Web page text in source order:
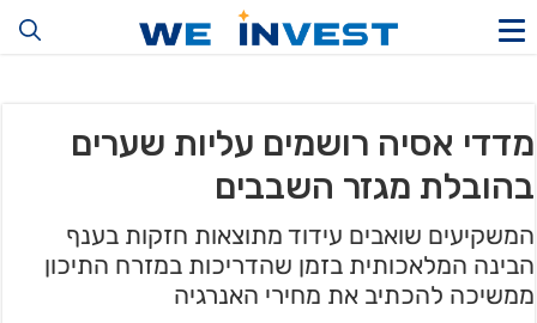
מדדי אסיה רושמים עליות שערים
בהובלת מגזר השבבים
המשקיעים שואבים עידוד מתוצאות חזקות בענף
הבינה המלאכותית בזמן שהדריכות במזרח התיכון
ממשיכה להכתיב את מחירי האנרגיה